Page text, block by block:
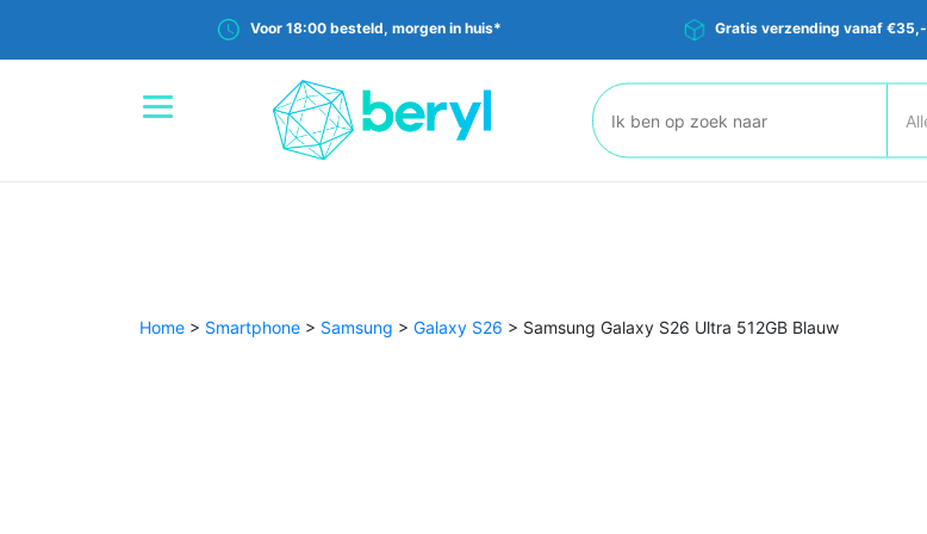
Voor 18:00 besteld, morgen in huis* Gratis verzending vanaf €35,-
Zoeken:
Home > Smartphone > Samsung > Galaxy S26 > Samsung Galaxy S26 Ultra 512GB Blauw